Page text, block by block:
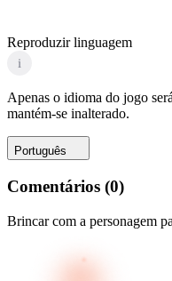
Reproduzir linguagem
i
Apenas o idioma do jogo
mantém-se inalterado.
Português
Comentários (0)
Brincar com a personagem